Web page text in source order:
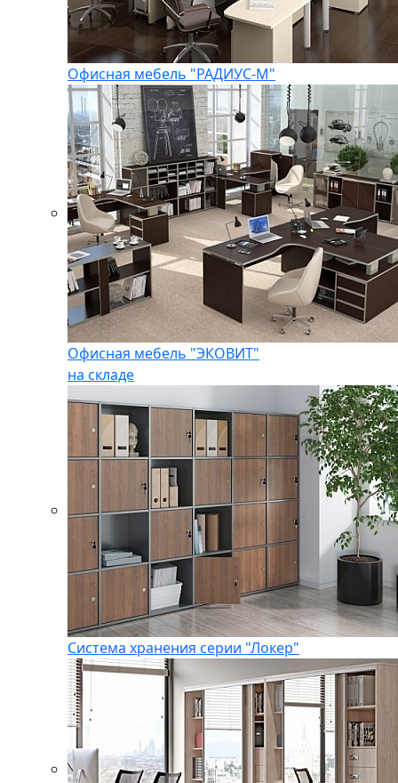
Офисная мебель "РАДИУС-М"
Офисная мебель "ЭКОВИТ"
на складе
Система хранения серии "Локер"